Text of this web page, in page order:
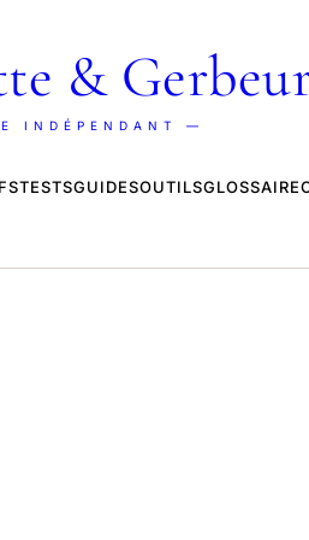
&
INDÉPENDANT —
TESTSGUIDESOUTILSGLOSSAIRE